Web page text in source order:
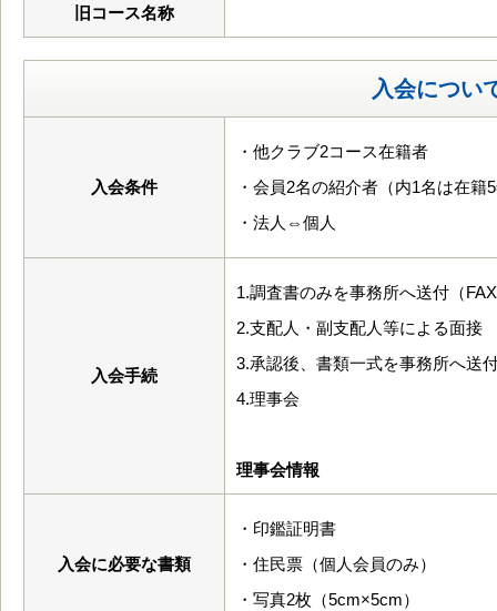
旧コース名称
入会につい
入会条件
・他クラブ2コース在籍者
・会員2名の紹介者（内1名は在籍
・法人⇔個人
入会手続
1.調査書のみを事務所へ送付（
2.支配人・副支配人等による面接
3.承認後、書類一式を事務所へ送
4.理事会
理事会情報
入会に必要な書類
・印鑑証明書
・住民票（個人会員のみ）
・写真2枚（5cm×5cm）